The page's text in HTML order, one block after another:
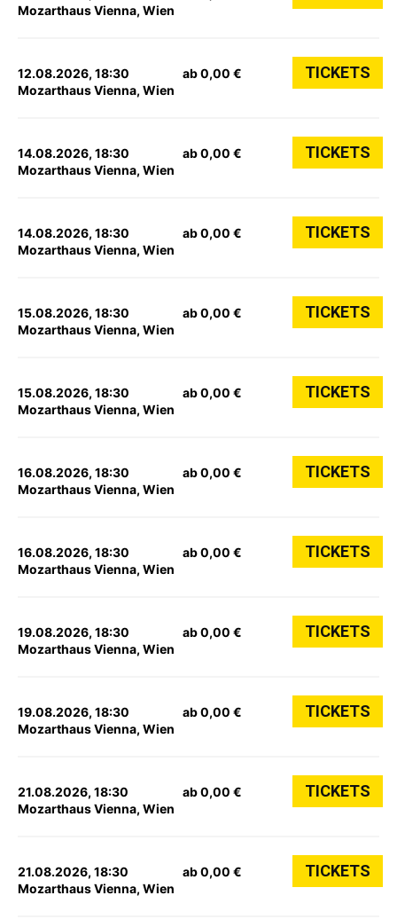
Mozarthaus Vienna, Wien
12.08.2026, 18:30
Mozarthaus Vienna, Wien
ab 0,00 € TICKETS
14.08.2026, 18:30
Mozarthaus Vienna, Wien
ab 0,00 € TICKETS
14.08.2026, 18:30
Mozarthaus Vienna, Wien
ab 0,00 € TICKETS
15.08.2026, 18:30
Mozarthaus Vienna, Wien
ab 0,00 € TICKETS
15.08.2026, 18:30
Mozarthaus Vienna, Wien
ab 0,00 € TICKETS
16.08.2026, 18:30
Mozarthaus Vienna, Wien
ab 0,00 € TICKETS
16.08.2026, 18:30
Mozarthaus Vienna, Wien
ab 0,00 € TICKETS
19.08.2026, 18:30
Mozarthaus Vienna, Wien
ab 0,00 € TICKETS
19.08.2026, 18:30
Mozarthaus Vienna, Wien
ab 0,00 € TICKETS
21.08.2026, 18:30
Mozarthaus Vienna, Wien
ab 0,00 € TICKETS
21.08.2026, 18:30
Mozarthaus Vienna, Wien
ab 0,00 € TICKETS